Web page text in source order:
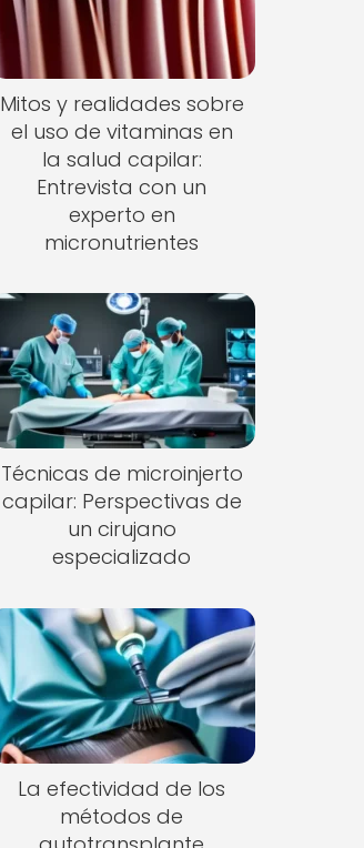
Mitos y realidades sobre
el uso de vitaminas en
la salud capilar:
Entrevista con un
experto en
micronutrientes
Técnicas de microinjerto
capilar: Perspectivas de
un cirujano
especializado
La efectividad de los
métodos de